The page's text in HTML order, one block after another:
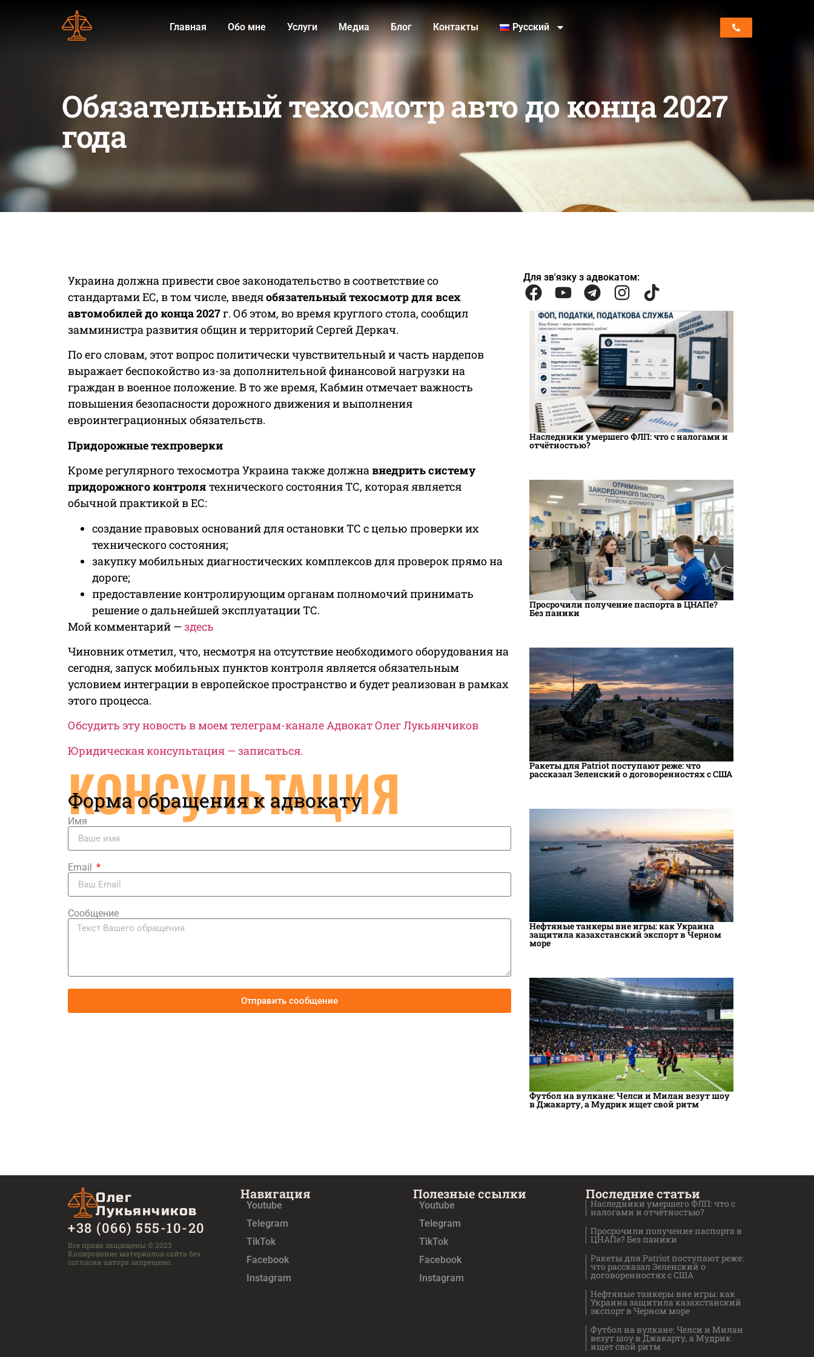
Главная Обо мне Услуги Медиа Блог Контакты Русский
Обязательный техосмотр авто до конца 2027
года
Украина должна привести свое законодательство в соответствие со
стандартами ЕС, в том числе, введяобязательный техосмотр для всех
автомобилей до конца 2027г. Об этом, во время круглого стола, сообщил
замминистра развития общин и территорий Сергей Деркач.
По его словам, этот вопрос политически чувствительный и часть нардепов
выражает беспокойство из-за дополнительной финансовой нагрузки на
граждан в военное положение. В то же время, Кабмин отмечает важность
повышения безопасности дорожного движения и выполнения
евроинтеграционных обязательств.
Придорожные техпроверки
Кроме регулярного техосмотра Украина также должнавнедрить систему
придорожного контроля технического состояния ТС, которая является
обычной практикой в ЕС:
создание правовых оснований для остановки ТС с целью проверки их
технического состояния;
закупку мобильных диагностических комплексов для проверок прямо на
дороге;
предоставление контролирующим органам полномочий принимать
решение о дальнейшей эксплуатации ТС.
Мой комментарий —здесь
Чиновник отметил, что, несмотря на отсутствие необходимого оборудования на
сегодня, запуск мобильных пунктов контроля является обязательным
условием интеграции в европейское пространство и будет реализован в рамках
этого процесса.
Обсудить эту новость в моем телеграм-канале Адвокат Олег Лукьянчиков
Юридическая консультация — записаться.
КОНСУЛЬТАЦИЯ
Форма обращения к адвокату
Имя
Email
Сообщение
Отправить сообщение
Для зв'язку з адвокатом:
Наследники умершего ФЛП: что с налогами и
отчётностью?
Просрочили получение паспорта в ЦНАПе?
Без паники
Ракеты для Patriot поступают реже: что
рассказал Зеленский о договоренностях с США
Нефтяные танкеры вне игры: как Украина
защитила казахстанский экспорт в Черном
море
Футбол на вулкане: Челси и Милан везут шоу
в Джакарту, а Мудрик ищет свой ритм
Олег
Лукьянчиков
+38 (066) 555-10-20
Все права защищены © 2023
Копирование материалов сайта без
согласия автора запрещено.
Навигация
Youtube
Telegram
TikTok
Facebook
Instagram
Полезные ссылки
Youtube
Telegram
TikTok
Facebook
Instagram
Последние статьи
Наследники умершего ФЛП: что с
налогами и отчётностью?
Просрочили получение паспорта в
ЦНАПе? Без паники
Ракеты для Patriot поступают реже:
что рассказал Зеленский о
договоренностях с США
Нефтяные танкеры вне игры: как
Украина защитила казахстанский
экспорт в Черном море
Футбол на вулкане: Челси и Милан
везут шоу в Джакарту, а Мудрик
ищет свой ритм